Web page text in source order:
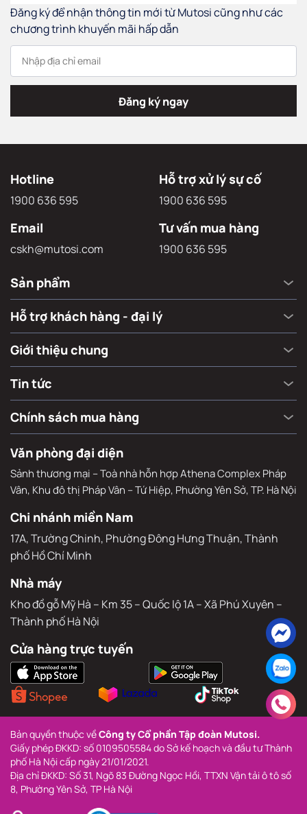
Đăng ký để nhận thông tin mới từ Mutosi cũng như các
chương trình khuyến mãi hấp dẫn
Đăng ký ngay
Hotline
1900 636 595
Hỗ trợ xử lý sự cố
1900 636 595
Email
cskh@mutosi.com
Tư vấn mua hàng
1900 636 595
Sản phẩm
Hỗ trợ khách hàng - đại lý
Giới thiệu chung
Tin tức
Chính sách mua hàng
Văn phòng đại diện
Sảnh thương mại – Toà nhà hỗn hợp Athena Complex Pháp
Vân, Khu đô thị Pháp Vân – Tứ Hiệp, Phường Yên Sở, TP. Hà Nội
Chi nhánh miền Nam
17A, Trường Chinh, Phường Đông Hưng Thuận, Thành
phố Hồ Chí Minh
Nhà máy
Kho đồ gỗ Mỹ Hà – Km 35 – Quốc lộ 1A – Xã Phú Xuyên –
Thành phố Hà Nội
Cửa hàng trực tuyến
Bản quyền thuộc về Công ty Cổ phần Tập đoàn Mutosi.
Giấy phép ĐKKD: số 0109505584 do Sở kế hoạch và đầu tư Thành
phố Hà Nội cấp ngày 21/01/2021.
Địa chỉ ĐKKD: Số 31, Ngõ 83 Đường Ngọc Hồi, TTXN Vận tải ô tô số
8, Phường Yên Sở, TP Hà Nội